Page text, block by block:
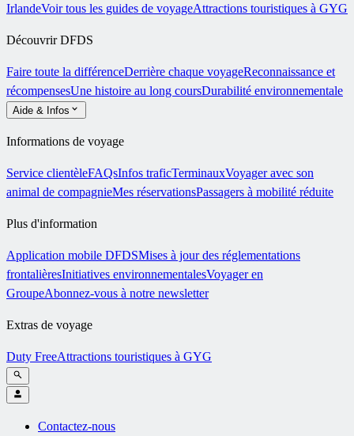
IrlandeVoir tous les guides de voyageAttractions touristiques à GYG
Découvrir DFDS
Faire toute la différenceDerrière chaque voyageReconnaissance et
récompensesUne histoire au long coursDurabilité environnementale
Aide & Infos
Informations de voyage
Service clientèleFAQsInfos traficTerminauxVoyager avec son
animal de compagnieMes réservationsPassagers à mobilité réduite
Plus d'information
Application mobile DFDSMises à jour des réglementations
frontalièresInitiatives environnementalesVoyager en
GroupeAbonnez-vous à notre newsletter
Extras de voyage
Duty FreeAttractions touristiques à GYG
Contactez-nous